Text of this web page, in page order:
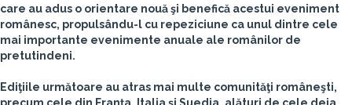
care au adus o orientare nouă şi benefică acestui eveniment
românesc, propulsându-l cu repeziciune ca unul dintre cele
mai importante evenimente anuale ale românilor de
pretutindeni.
Ediţiile următoare au atras mai multe comunităţi româneşti,